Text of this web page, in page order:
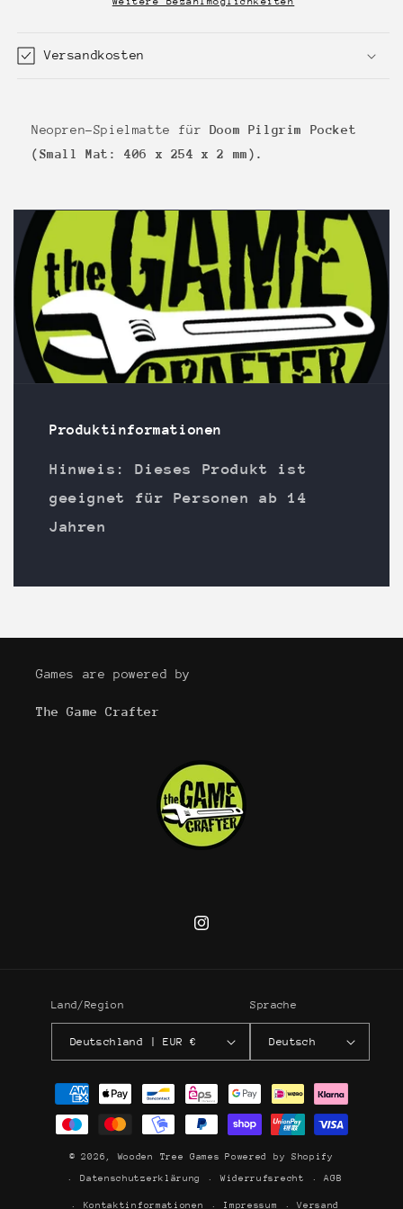
Versandkosten
Neopren-Spielmatte für Doom Pilgrim Pocket
(Small Mat: 406 x 254 x 2 mm).
Produktinformationen
Hinweis: Dieses Produkt ist
geeignet für Personen ab 14
Jahren
Games are powered by
The Game Crafter
Instagram
Land/Region
Deutschland | EUR €
Sprache
Deutsch
Zahlungsmethoden
© 2026,Wooden Tree Games
Powered by Shopify
Datenschutzerklärung
Widerrufsrecht AGB
Kontaktinformationen Impressum Versand